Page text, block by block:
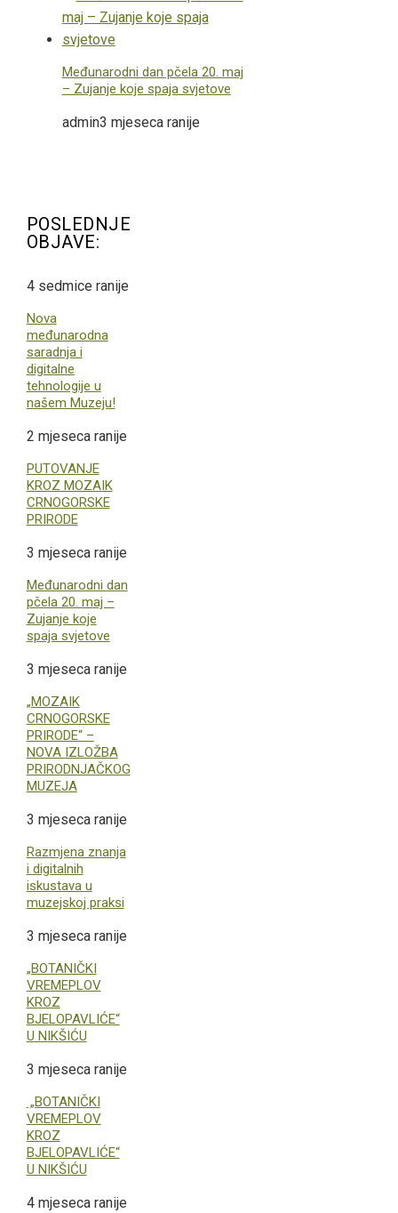
Međunarodni dan pčela 20. maj
– Zujanje koje spaja svjetove
admin3 mjeseca ranije
POSLEDNJE
OBJAVE:
4 sedmice ranije
Nova
međunarodna
saradnja i
digitalne
tehnologije u
našem Muzeju!
2 mjeseca ranije
PUTOVANJE
KROZ MOZAIK
CRNOGORSKE
PRIRODE
3 mjeseca ranije
Međunarodni dan
pčela 20. maj –
Zujanje koje
spaja svjetove
3 mjeseca ranije
„MOZAIK
CRNOGORSKE
PRIRODE“ –
NOVA IZLOŽBA
PRIRODNJAČKOG
MUZEJA
3 mjeseca ranije
Razmjena znanja
i digitalnih
iskustava u
muzejskoj praksi
3 mjeseca ranije
„BOTANIČKI
VREMEPLOV
KROZ
BJELOPAVLIĆE“
U NIKŠIĆU
3 mjeseca ranije
„BOTANIČKI
VREMEPLOV
KROZ
BJELOPAVLIĆE“
U NIKŠIĆU
4 mjeseca ranije